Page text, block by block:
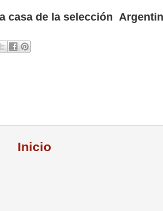
casa de la selección
Inicio